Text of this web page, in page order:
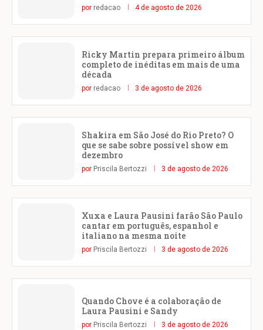
por redacao 4 de agosto de 2026
Ricky Martin prepara primeiro álbum
completo de inéditas em mais de uma
década
por redacao 3 de agosto de 2026
Shakira em São José do Rio Preto? O
que se sabe sobre possível show em
dezembro
por Priscila Bertozzi 3 de agosto de 2026
Xuxa e Laura Pausini farão São Paulo
cantar em português, espanhol e
italiano na mesma noite
por Priscila Bertozzi 3 de agosto de 2026
Quando Chove é a colaboração de
Laura Pausini e Sandy
por Priscila Bertozzi 3 de agosto de 2026